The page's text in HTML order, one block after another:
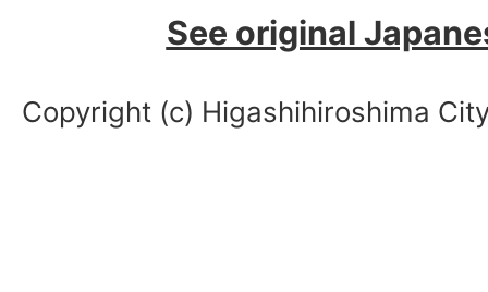
See original
Copyright (c) Higashihiroshima